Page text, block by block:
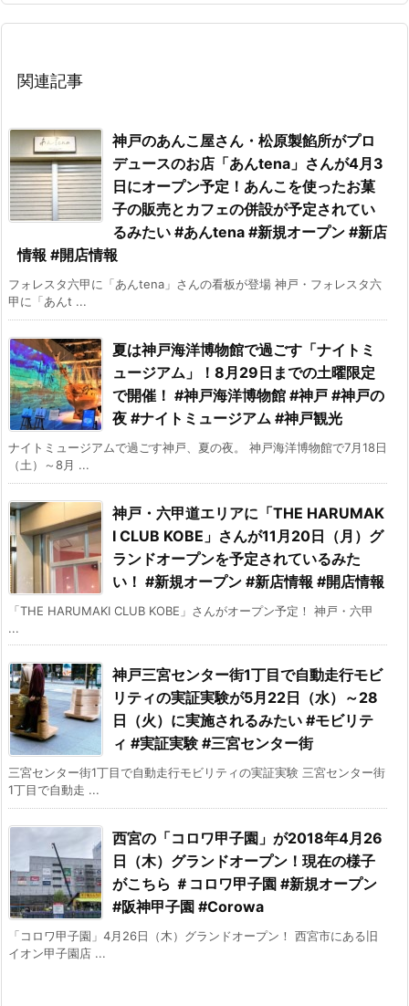
関連記事
神戸のあんこ屋さん・松原製餡所がプロ
デュースのお店「あんtena」さんが4月3
日にオープン予定！あんこを使ったお菓
子の販売とカフェの併設が予定されてい
るみたい #あんtena #新規オープン #新店
情報 #開店情報
フォレスタ六甲に「あんtena」さんの看板が登場 神戸・フォレスタ六
甲に「あんt ...
夏は神戸海洋博物館で過ごす「ナイトミ
ュージアム」！8月29日までの土曜限定
で開催！ #神戸海洋博物館 #神戸 #神戸の
夜 #ナイトミュージアム #神戸観光
ナイトミュージアムで過ごす神戸、夏の夜。 神戸海洋博物館で7月18日
（土）～8月 ...
神戸・六甲道エリアに「THE HARUMAK
I CLUB KOBE」さんが11月20日（月）グ
ランドオープンを予定されているみた
い！ #新規オープン #新店情報 #開店情報
「THE HARUMAKI CLUB KOBE」さんがオープン予定！ 神戸・六甲
...
神戸三宮センター街1丁目で自動走行モビ
リティの実証実験が5月22日（水）～28
日（火）に実施されるみたい #モビリテ
ィ #実証実験 #三宮センター街
三宮センター街1丁目で自動走行モビリティの実証実験 三宮センター街
1丁目で自動走 ...
西宮の「コロワ甲子園」が2018年4月26
日（木）グランドオープン！現在の様子
がこちら ＃コロワ甲子園 #新規オープン
#阪神甲子園 #Corowa
「コロワ甲子園」4月26日（木）グランドオープン！ 西宮市にある旧
イオン甲子園店 ...